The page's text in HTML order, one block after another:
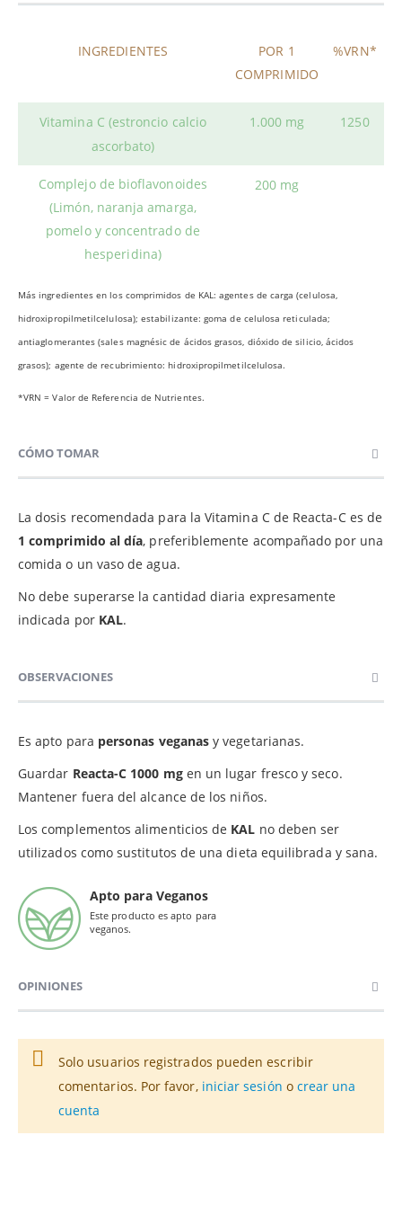
INGREDIENTES
POR 1
COMPRIMIDO
%VRN*
Vitamina C (estroncio calcio
ascorbato)
1.000 mg 1250
Complejo de bioflavonoides
(Limón, naranja amarga,
pomelo y concentrado de
hesperidina)
200 mg
Más ingredientes en los comprimidos de KAL: agentes de carga (celulosa,
hidroxipropilmetilcelulosa); estabilizante: goma de celulosa reticulada;
antiaglomerantes (sales magnésic de ácidos grasos, dióxido de silicio, ácidos
grasos); agente de recubrimiento: hidroxipropilmetilcelulosa.
*VRN = Valor de Referencia de Nutrientes.
CÓMO TOMAR
La dosis recomendada para la Vitamina C de Reacta-C es de
1 comprimido al día, preferiblemente acompañado por una
comida o un vaso de agua.
No debe superarse la cantidad diaria expresamente
indicada por KAL.
OBSERVACIONES
Es apto para personas veganas y vegetarianas.
Guardar Reacta-C 1000 mgen un lugar fresco y seco.
Mantener fuera del alcance de los niños.
Los complementos alimenticios de KAL no deben ser
utilizados como sustitutos de una dieta equilibrada y sana.
Apto para Veganos
Este producto es apto para
veganos.
OPINIONES
Solo usuarios registrados pueden escribir
comentarios. Por favor, iniciar sesión o crear una
cuenta